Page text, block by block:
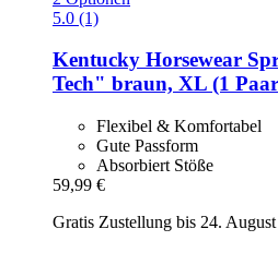
5.0 (1)
Kentucky Horsewear
Tech" braun, XL (1
Flexibel & Komfortabel
Gute Passform
Absorbiert Stöße
59,99 €
Gratis Zustellung bis 24. August